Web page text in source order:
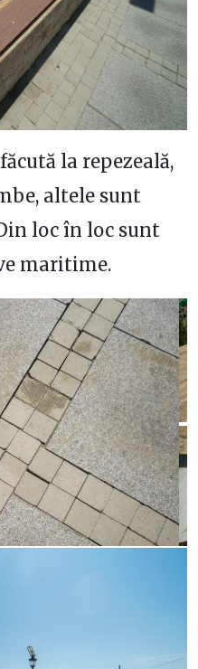
la repezeală,
altele sunt
loc în loc sunt
maritime.